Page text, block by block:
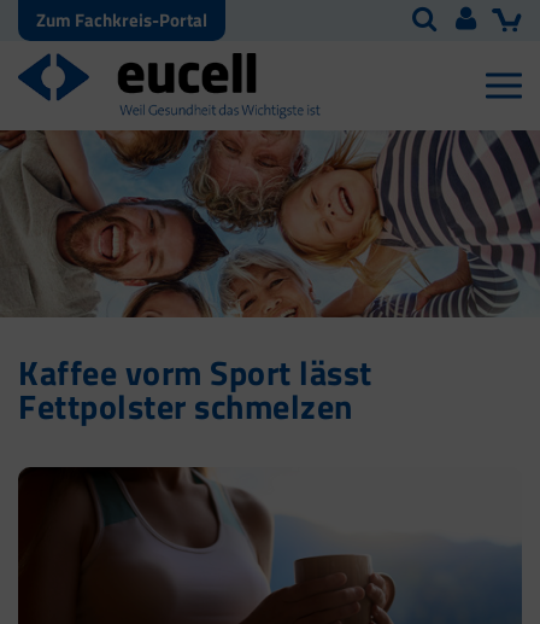
Zum Fachkreis-Portal
Kaffee vorm Sport lässt
Fettpolster schmelzen